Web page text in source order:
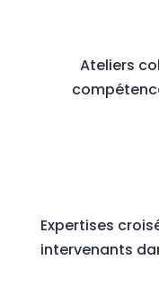
Ateliers
Expertises
intervenants